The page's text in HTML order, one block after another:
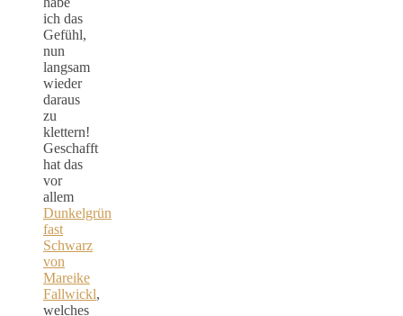
ich das
Gefühl,
nun
langsam
wieder
daraus
zu
klettern!
Geschafft
hat das
vor
allem
Dunkelgrün
fast
Schwarz
von
Mareike
Fallwickl,
welches